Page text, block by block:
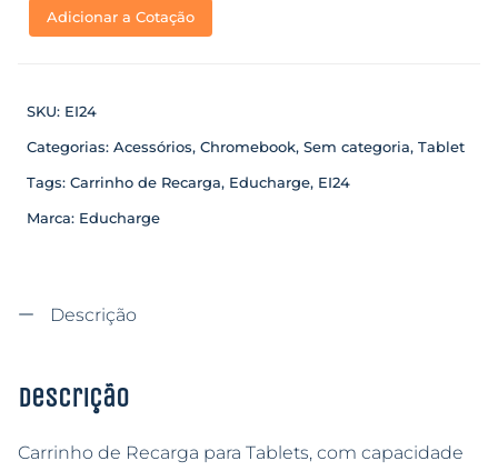
Adicionar a Cotação
SKU: EI24
Categorias: Acessórios, Chromebook, Sem categoria, Tablet
Tags: Carrinho de Recarga, Educharge, EI24
Marca: Educharge
Descrição
Descrição
Carrinho de Recarga para Tablets, com capacidade